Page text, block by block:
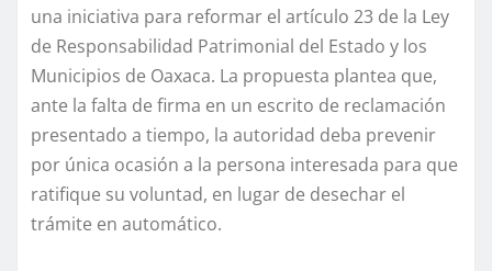
una iniciativa para reformar el artículo 23 de la Ley
de Responsabilidad Patrimonial del Estado y los
Municipios de Oaxaca. La propuesta plantea que,
ante la falta de firma en un escrito de reclamación
presentado a tiempo, la autoridad deba prevenir
por única ocasión a la persona interesada para que
ratifique su voluntad, en lugar de desechar el
trámite en automático.